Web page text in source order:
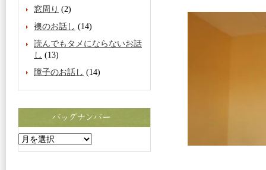
窓周り (2)
襖のお話し (14)
読んでもタメにならないお話
し (13)
障子のお話し (14)